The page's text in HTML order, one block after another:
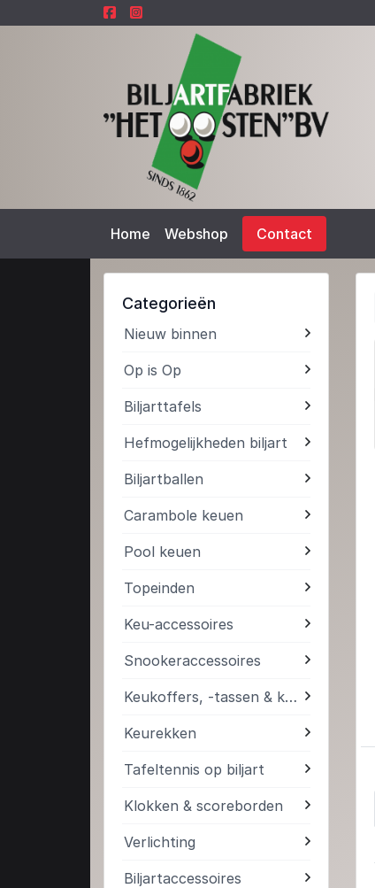
Home Webshop Contact
Categorieën
Nieuw binnen
Op is Op
Biljarttafels
Hefmogelijkheden biljart
Biljartballen
Carambole keuen
Pool keuen
Topeinden
Keu-accessoires
Snookeraccessoires
Keukoffers, -tassen & kokers
Keurekken
Tafeltennis op biljart
Klokken & scoreborden
Verlichting
Biljartaccessoires